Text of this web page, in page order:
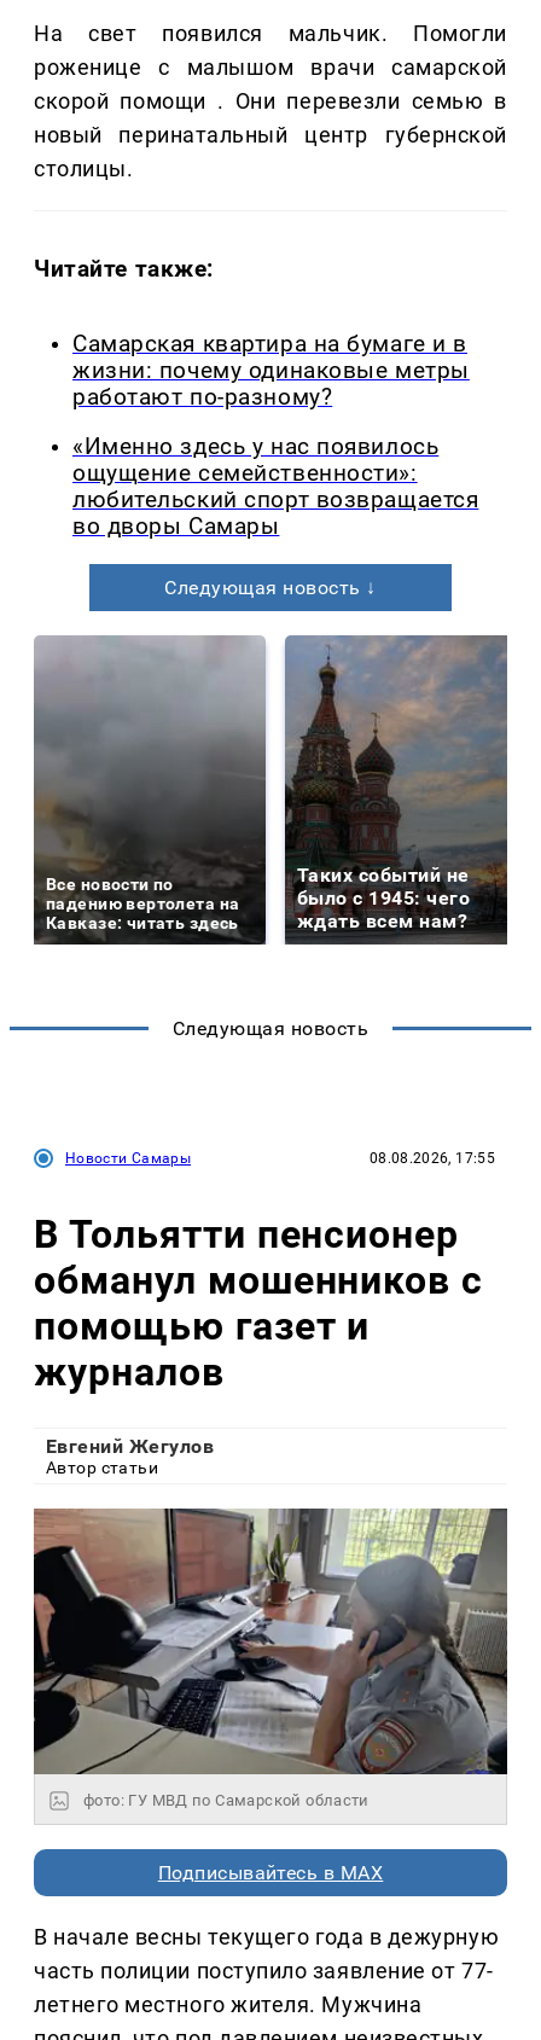
На свет появился мальчик. Помогли
роженице с малышом врачи самарской
скорой помощи . Они перевезли семью в
новый перинатальный центр губернской
столицы.
Читайте также:
Самарская квартира на бумаге и в
жизни: почему одинаковые метры
работают по-разному?
«Именно здесь у нас появилось
ощущение семейственности»:
любительский спорт возвращается
во дворы Самары
Следующая новость ↓
Все новости по
падению вертолета на
Кавказе: читать здесь
Таких событий не
было с 1945: чего
ждать всем нам?
Следующая новость
Новости Самары 08.08.2026, 17:55
В Тольятти пенсионер
обманул мошенников с
помощью газет и
журналов
Евгений Жегулов
Автор статьи
фото: ГУ МВД по Самарской области
Подписывайтесь в MAX
В начале весны текущего года в дежурную
часть полиции поступило заявление от 77-
летнего местного жителя. Мужчина